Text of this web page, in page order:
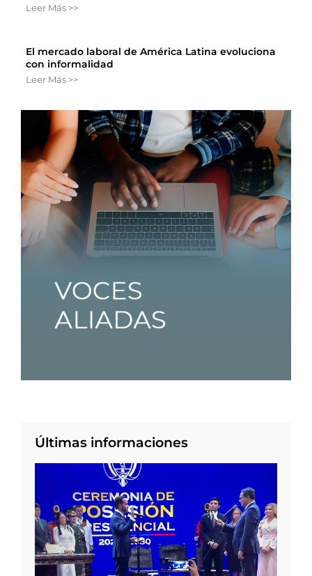
Leer Más >>
El mercado laboral de América Latina evoluciona
con informalidad
Leer Más >>
Últimas informaciones